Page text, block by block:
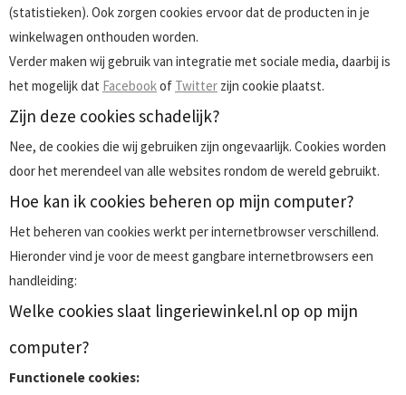
(statistieken). Ook zorgen cookies ervoor dat de producten in je
winkelwagen onthouden worden.
Verder maken wij gebruik van integratie met sociale media, daarbij is
het mogelijk dat Facebookof Twitter zijn cookie plaatst.
Zijn deze cookies schadelijk?
Nee, de cookies die wij gebruiken zijn ongevaarlijk. Cookies worden
door het merendeel van alle websites rondom de wereld gebruikt.
Hoe kan ik cookies beheren op mijn computer?
Het beheren van cookies werkt per internetbrowser verschillend.
Hieronder vind je voor de meest gangbare internetbrowsers een
handleiding:
Welke cookies slaat lingeriewinkel.nl op op mijn
computer?
Functionele cookies: